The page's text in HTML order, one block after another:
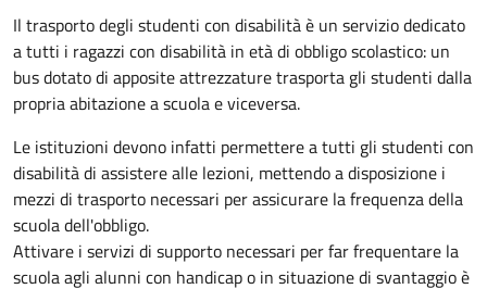
Il trasporto degli studenti con disabilità è un servizio dedicato
a tutti i ragazzi con disabilità in età di obbligo scolastico: un
bus dotato di apposite attrezzature trasporta gli studenti dalla
propria abitazione a scuola e viceversa.
Le istituzioni devono infatti permettere a tutti gli studenti con
disabilità di assistere alle lezioni, mettendo a disposizione i
mezzi di trasporto necessari per assicurare la frequenza della
scuola dell'obbligo.
Attivare i servizi di supporto necessari per far frequentare la
scuola agli alunni con handicap o in situazione di svantaggio è